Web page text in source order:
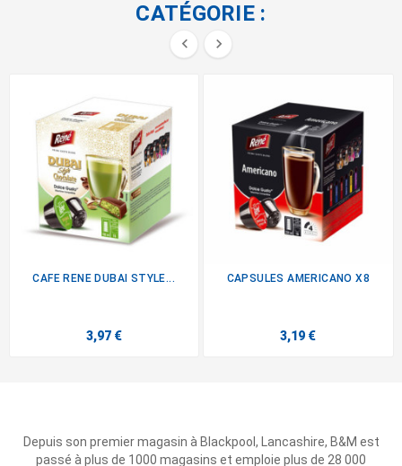
CATÉGORIE :
 
CAFE RENE DUBAI STYLE...
3,97 €
CAPSULES AMERICANO X8
3,19 €
Depuis son premier magasin à Blackpool, Lancashire, B&M est
passé à plus de 1000 magasins et emploie plus de 28 000